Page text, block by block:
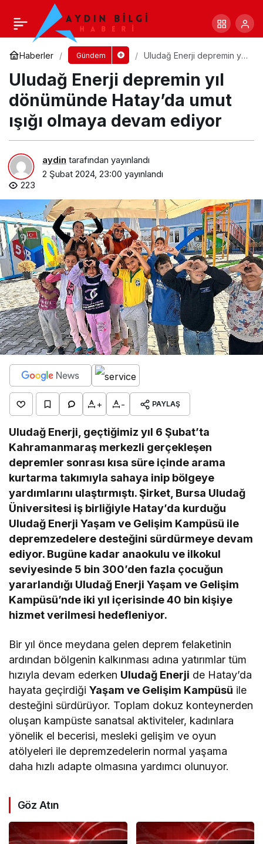
Haberler Gündem
Uludağ Enerji depremin yıl
ışığı olmaya devam ediyor
Uludağ Enerji depremin yıl
dönümünde Hatay’da umut
ışığı olmaya devam ediyor
aydin tarafından yayınlandı
2 Şubat 2024, 23:00 yayınlandı
223
+ - PAYLAŞ
Uludağ Enerji, geçtiğimiz yıl 6 Şubat’ta
Kahramanmaraş merkezli gerçekleşen
depremler sonrası kısa süre içinde arama
kurtarma takımıyla sahaya inip bölgeye
yardımlarını ulaştırmıştı. Şirket, Bursa Uludağ
Üniversitesi iş birliğiyle Hatay’da kurduğu
Uludağ Enerji Yaşam ve Gelişim Kampüsü ile
depremzedelere desteğini sürdürmeye devam
ediyor. Bugüne kadar anaokulu ve ilkokul
seviyesinde 5 bin 300’den fazla çocuğun
yararlandığı Uludağ Enerji Yaşam ve Gelişim
Kampüsü’nde iki yıl içerisinde 40 bin kişiye
hizmet verilmesi hedefleniyor.
Bir yıl önce meydana gelen deprem felaketinin
ardından bölgenin kalkınması adına yatırımlar tüm
hızıyla devam ederken Uludağ Enerji de Hatay’da
hayata geçirdiğiYaşam ve Gelişim Kampüsü ile
desteğini sürdürüyor. Toplam dokuz konteynerden
oluşan kampüste sanatsal aktiviteler, kadınlara
yönelik el becerisi, mesleki gelişim ve oyun
atölyeleri ile depremzedelerin normal yaşama
daha hızlı adapte olmasına yardımcı olunuyor.
Göz Atın
Beylikdüzü’ne yeni Otizm Aktivite Merkezi
açılıyor Paylaş